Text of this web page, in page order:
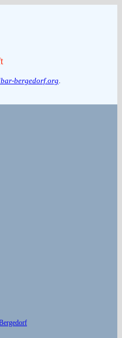
bergedorf.org.